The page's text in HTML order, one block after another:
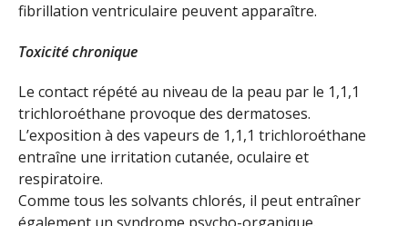
fibrillation ventriculaire peuvent apparaître.
Toxicité chronique
Le contact répété au niveau de la peau par le 1,1,1
trichloroéthane provoque des dermatoses.
L’exposition à des vapeurs de 1,1,1 trichloroéthane
entraîne une irritation cutanée, oculaire et
respiratoire.
Comme tous les solvants chlorés, il peut entraîner